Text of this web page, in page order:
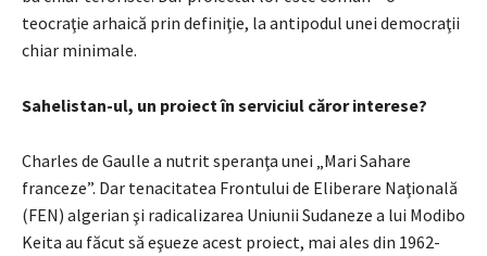
teocraţie arhaică prin definiţie, la antipodul unei democraţii
chiar minimale.
Sahelistan-ul, un proiect în serviciul căror interese?
Charles de Gaulle a nutrit speranţa unei „Mari Sahare
franceze”. Dar tenacitatea Frontului de Eliberare Naţională
(FEN) algerian şi radicalizarea Uniunii Sudaneze a lui Modibo
Keita au făcut să eşueze acest proiect, mai ales din 1962-